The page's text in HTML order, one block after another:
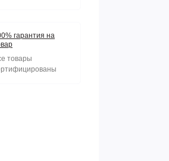
гарантия на
товары